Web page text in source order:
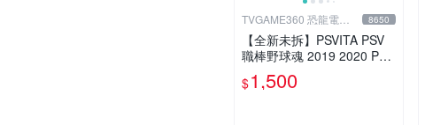
TVGAME360 恐龍電玩- 8650
【全新未拆】PSVITA PSV
職棒野球魂 2019 2020 PR
OFESSIONAL BASRBALL
日文版
$1,500